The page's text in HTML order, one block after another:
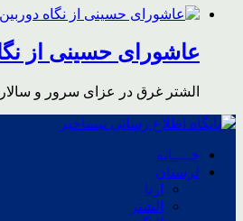
عاشورای حسینی از
الشتر غرق در عزای سرور و
خــــانه
لرستان
ازنا
الشتر